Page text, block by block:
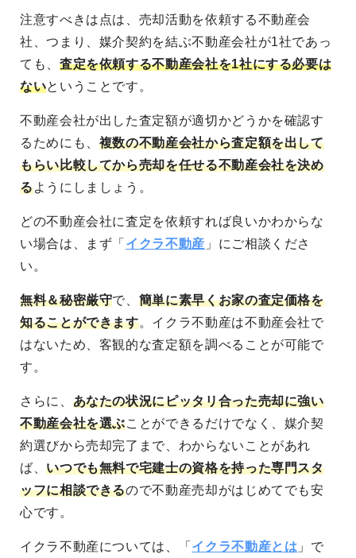
注意すべきは点は、売却活動を依頼する不動産会
社、つまり、媒介契約を結ぶ不動産会社が1社であっ
ても、 査定を依頼する不動産会社を1社にする必要は
ないということです。
不動産会社が出した査定額が適切かどうかを確認す
るためにも、 複数の不動産会社から査定額を出して
もらい比較してから売却を任せる不動産会社を決め
るようにしましょう。
どの不動産会社に査定を依頼すれば良いかわからな
い場合は、まず「 イクラ不動産 」にご相談くださ
い。
無料＆秘密厳守で、 簡単に素早くお家の査定価格を
知ることができます。イクラ不動産は不動産会社で
はないため、客観的な査定額を調べることが可能で
す。
さらに、 あなたの状況にピッタリ合った売却に強い
不動産会社を選ぶことができるだけでなく、媒介契
約選びから売却完了まで、わからないことがあれ
ば、いつでも無料で宅建士の資格を持った専門スタ
ッフに相談できるので不動産売却がはじめてでも安
心です。
イクラ不動産については、「 イクラ不動産とは 」で